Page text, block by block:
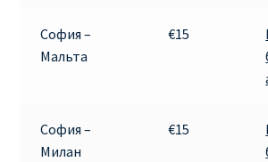
БИЛЕТЫ RYANAIR НА ЗАВТРА
ДЕШЕВЫЕ АВИАБИЛЕТЫ В БЕРЛИН
София –
Мальта
€15
София –
Милан
€15